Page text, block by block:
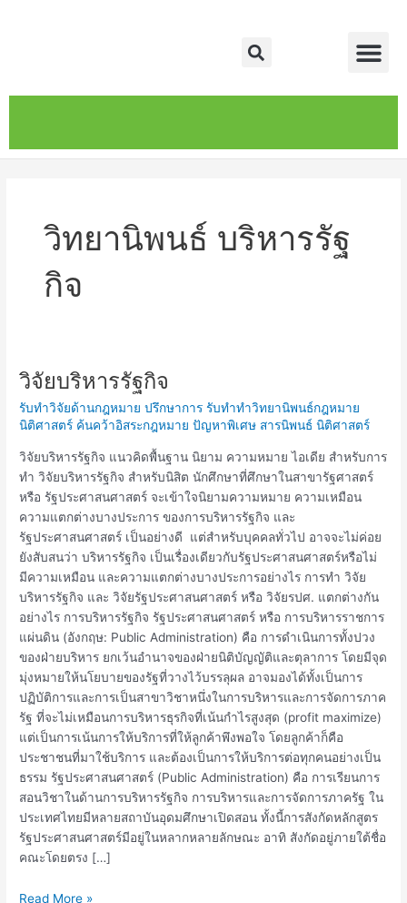
Search
วิทยานิพนธ์ บริหารรัฐ
กิจ
วิจัยบริหารรัฐกิจ
รับทำวิจัยด้านกฎหมาย ปรึกษาการ รับทำทำวิทยานิพนธ์กฎหมาย
นิติศาสตร์ ค้นคว้าอิสระกฎหมาย ปัญหาพิเศษ สารนิพนธ์ นิติศาสตร์
วิจัยบริหารรัฐกิจ แนวคิดพื้นฐาน นิยาม ความหมาย ไอเดีย สำหรับการ
ทำ วิจัยบริหารรัฐกิจ สำหรับนิสิต นักศึกษาที่ศึกษาในสาขารัฐศาสตร์
หรือ รัฐประศาสนศาสตร์ จะเข้าใจนิยามความหมาย ความเหมือน
ความแตกต่างบางประการ ของการบริหารรัฐกิจ และ
รัฐประศาสนศาสตร์ เป็นอย่างดี แต่สำหรับบุคคลทั่วไป อาจจะไม่ค่อย
ยังสับสนว่า บริหารรัฐกิจ เป็นเรื่องเดียวกับรัฐประศาสนศาสตร์หรือไม่
มีความเหมือน และความแตกต่างบางประการอย่างไร การทำ วิจัย
บริหารรัฐกิจ และ วิจัยรัฐประศาสนศาสตร์ หรือ วิจัยรปศ. แตกต่างกัน
อย่างไร การบริหารรัฐกิจ รัฐประศาสนศาสตร์ หรือ การบริหารราชการ
แผ่นดิน (อังกฤษ: Public Administration) คือ การดำเนินการทั้งปวง
ของฝ่ายบริหาร ยกเว้นอำนาจของฝ่ายนิติบัญญัติและตุลาการ โดยมีจุด
มุ่งหมายให้นโยบายของรัฐที่วางไว้บรรลุผล อาจมองได้ทั้งเป็นการ
ปฏิบัติการและการเป็นสาขาวิชาหนึ่งในการบริหารและการจัดการภาค
รัฐ ที่จะไม่เหมือนการบริหารธุรกิจที่เน้นกำไรสูงสุด (profit maximize)
แต่เป็นการเน้นการให้บริการที่ให้ลูกค้าพึงพอใจ โดยลูกค้าก็คือ
ประชาชนที่มาใช้บริการ และต้องเป็นการให้บริการต่อทุกคนอย่างเป็น
ธรรม รัฐประศาสนศาสตร์ (Public Administration) คือ การเรียนการ
สอนวิชาในด้านการบริหารรัฐกิจ การบริหารและการจัดการภาครัฐ ใน
ประเทศไทยมีหลายสถาบันอุดมศึกษาเปิดสอน ทั้งนี้การสังกัดหลักสูตร
รัฐประศาสนศาสตร์มีอยู่ในหลากหลายลักษณะ อาทิ สังกัดอยู่ภายใต้ชื่อ
คณะโดยตรง […]
วิจัย
รัฐ
Read More »